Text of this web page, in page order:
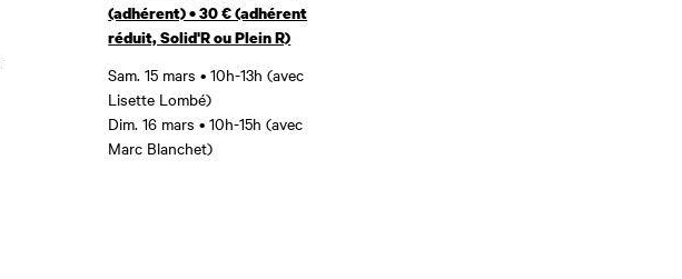
(adhérent) • 30 € (adhérent
réduit, Solid'R ou Plein R)
Sam. 15 mars • 10h-13h (avec
Lisette Lombé)
Dim. 16 mars • 10h-15h (avec
Marc Blanchet)